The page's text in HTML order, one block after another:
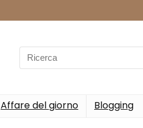
Search
for:
Affare del giorno Blogging